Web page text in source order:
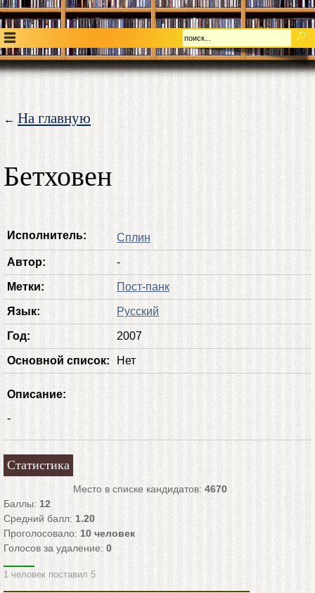
← На главную
Бетховен
Исполнитель: Сплин
Автор: -
Метки: Пост-панк
Язык: Русский
Год: 2007
Основной список: Нет
Описание:
-
Статистика
Место в списке кандидатов: 4670
Баллы: 12
Средний балл: 1.20
Проголосовало: 10 человек
Голосов за удаление: 0
1 человек поставил 5